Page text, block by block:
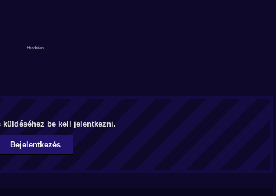
küldéséhez be kell jelentkezni.
Bejelentkezés